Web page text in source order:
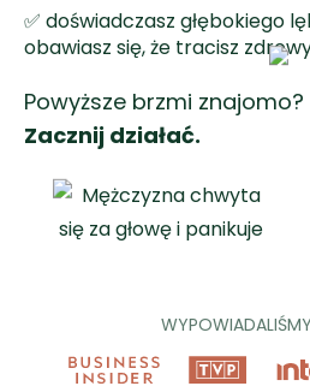
✅ doświadczasz głębokiego
obawiasz się, że tracisz
Powyższe brzmi znajomo?
Zacznij działać.